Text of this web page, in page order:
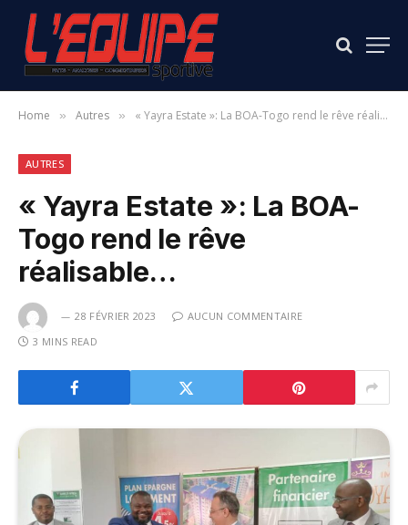
Home » Autres » « Yayra Estate »: La BOA-Togo rend le rêve réalisable…
AUTRES
« Yayra Estate »: La BOA-
Togo rend le rêve
réalisable…
28 FÉVRIER 2023
AUCUN COMMENTAIRE
3 MINS READ